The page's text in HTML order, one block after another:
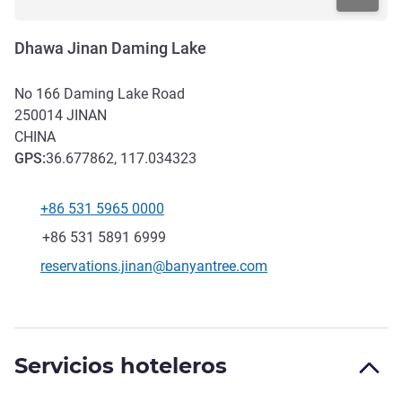
Dhawa Jinan Daming Lake
No 166 Daming Lake Road
250014 JINAN
CHINA
GPS:36.677862, 117.034323
Teléfono
+86 531 5965 0000
Fax
+86 531 5891 6999
Correo electrónico de contacto
reservations.jinan@banyantree.com
Servicios hoteleros